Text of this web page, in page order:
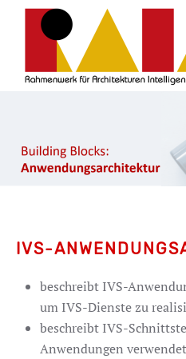
IVS-
beschreibt IVS-
um IVS-Dienste zu
beschreibt IVS-
Anwendungen